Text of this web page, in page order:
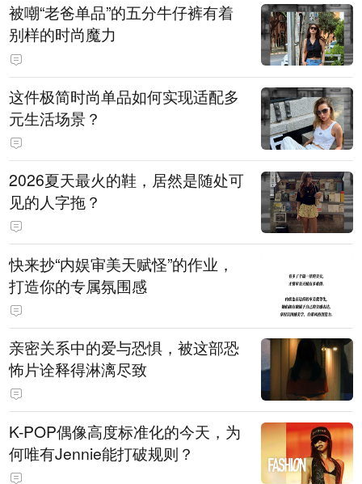
被嘲“老爸单品”的五分牛仔裤有着
别样的时尚魔力
这件极简时尚单品如何实现适配多
元生活场景？
2026夏天最火的鞋，居然是随处可
见的人字拖？
快来抄“内娱审美天赋怪”的作业，
打造你的专属氛围感
亲密关系中的爱与恐惧，被这部恐
怖片诠释得淋漓尽致
K-POP偶像高度标准化的今天，为
何唯有Jennie能打破规则？